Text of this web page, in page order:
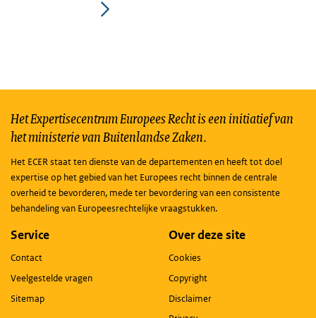
Het Expertisecentrum Europees Recht is een initiatief van
het ministerie van Buitenlandse Zaken.
Het ECER staat ten dienste van de departementen en heeft tot doel
expertise op het gebied van het Europees recht binnen de centrale
overheid te bevorderen, mede ter bevordering van een consistente
behandeling van Europeesrechtelijke vraagstukken.
Service
Contact
Veelgestelde vragen
Sitemap
Over deze site
Cookies
Copyright
Disclaimer